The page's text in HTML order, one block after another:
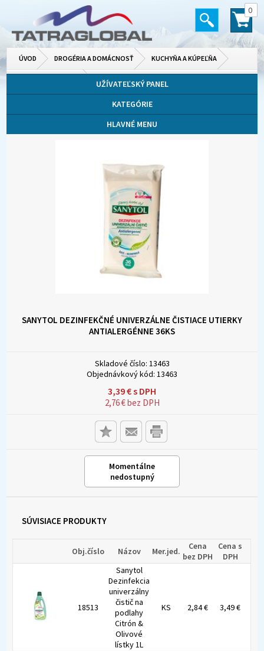
0
ÚVOD DROGÉRIA A DOMÁCNOSŤ KUCHYŇA A KÚPEĽŇA
UŽÍVATEĽSKÝ PANEL
KATEGÓRIE
HLAVNÉ MENU
SANYTOL DEZINFEKČNÉ UNIVERZÁLNE ČISTIACE UTIERKY
ANTIALERGÉNNE 36KS
Skladové číslo: 13463
Objednávkový kód: 13463
3,39€s DPH
2,76€bez DPH
Momentálne
nedostupný
SÚVISIACE PRODUKTY
Obj.číslo Názov Mer.jed.
Cena
bez DPH
Cena s
DPH
18513
Sanytol
Dezinfekcia
univerzálny
čistič na
podlahy
Citrón &
Olivové
lístky 1L
KS 2,84 € 3,49 €